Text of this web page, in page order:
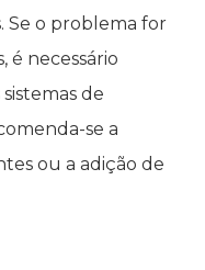
Se o problema for
é necessário
de
se a
ou a adição de